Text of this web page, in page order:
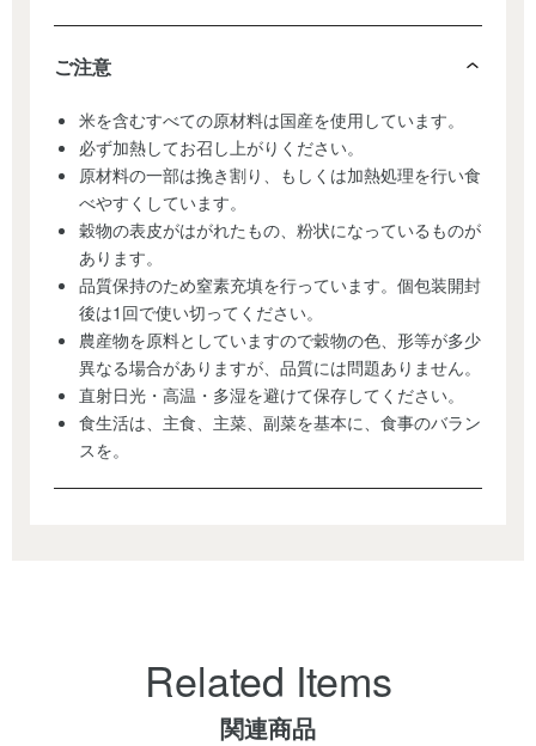
ご注意
米を含むすべての原材料は国産を使用しています。
必ず加熱してお召し上がりください。
原材料の一部は挽き割り、もしくは加熱処理を行い食
べやすくしています。
穀物の表皮がはがれたもの、粉状になっているものが
あります。
品質保持のため窒素充填を行っています。個包装開封
後は1回で使い切ってください。
農産物を原料としていますので穀物の色、形等が多少
異なる場合がありますが、品質には問題ありません。
直射日光・高温・多湿を避けて保存してください。
食生活は、主食、主菜、副菜を基本に、食事のバラン
スを。
Related Items
関連商品